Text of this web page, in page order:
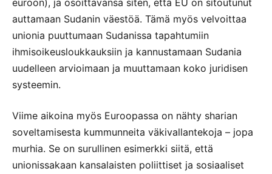
auttamaan Sudanin väestöä. Tämä myös velvoittaa
unionia puuttumaan Sudanissa tapahtumiin
ihmisoikeusloukkauksiin ja kannustamaan Sudania
uudelleen arvioimaan ja muuttamaan koko juridisen
systeemin.
Viime aikoina myös Euroopassa on nähty sharian
soveltamisesta kummunneita väkivallantekoja – jopa
murhia. Se on surullinen esimerkki siitä, että
unionissakaan kansalaisten poliittiset ja sosiaaliset